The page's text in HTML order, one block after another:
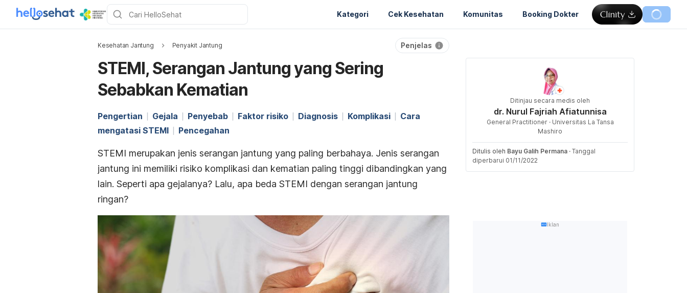
Kategori Cek Kesehatan Komunitas Booking Dokter
Kesehatan Jantung Penyakit Jantung Penjelas
STEMI, Serangan Jantung yang Sering
Sebabkan Kematian
Pengertian Gejala Penyebab Faktor risiko Diagnosis Komplikasi
Cara
mengatasi STEMI
Pencegahan
STEMI merupakan jenis serangan jantung yang paling berbahaya. Jenis serangan
jantung ini memiliki risiko komplikasi dan kematian paling tinggi dibandingkan yang
lain. Seperti apa gejalanya? Lalu, apa beda STEMI dengan serangan jantung
ringan?
Ditinjau secara medis oleh
dr. Nurul Fajriah Afiatunnisa
General Practitioner · Universitas La Tansa
Mashiro
Ditulis oleh Bayu Galih Permana · Tanggal
diperbarui 01/11/2022
Iklan